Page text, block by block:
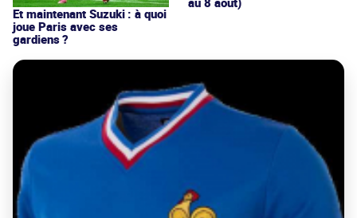
Et maintenant Suzuki : à quoi
joue Paris avec ses
gardiens ?